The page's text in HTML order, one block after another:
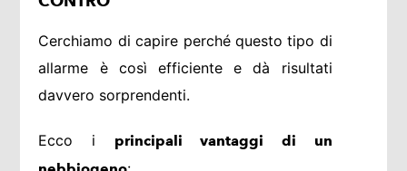
Cerchiamo di capire perché questo tipo di
allarme è così efficiente e dà risultati
davvero sorprendenti.
Ecco i principali vantaggi di un